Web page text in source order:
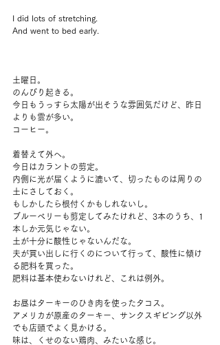
I did lots of stretching.
And went to bed early.
土曜日。
のんびり起きる。
今日もうっすら太陽が出そうな雰囲気だけど、昨日
よりも雲が多い。
コーヒー。
着替えて外へ。
今日はカラントの剪定。
内側に光が届くように漉いて、切ったものは周りの
土にさしておく。
もしかしたら根付くかもしれないし。
ブルーベリーも剪定してみたけれど、3本のうち、1
本しか元気じゃない。
土が十分に酸性じゃないんだな。
夫が買い出しに行くのについて行って、酸性に傾け
る肥料を買った。
肥料は基本使わないけれど、これは例外。
お昼はターキーのひき肉を使ったタコス。
アメリカが原産のターキー、サンクスギビング以外
でも店頭でよく見かける。
味は、くせのない鶏肉、みたいな感じ。